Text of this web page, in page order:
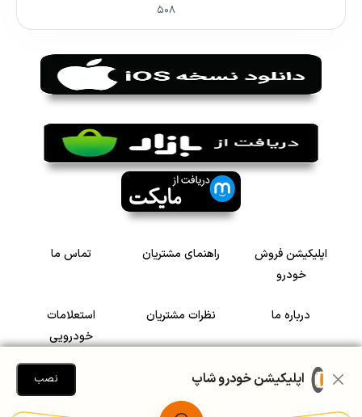
۵۰۸
اپلیکیشن فروش
خودرو
راهنمای مشتریان تماس ما
درباره ما نظرات مشتریان
استعلامات
خودرویی
سرمایه گذاری در
رضایت مشتریاناپلیکیشن خودرو شاپ نصب